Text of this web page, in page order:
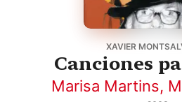
XAVIER
Canciones
Marisa Martins,